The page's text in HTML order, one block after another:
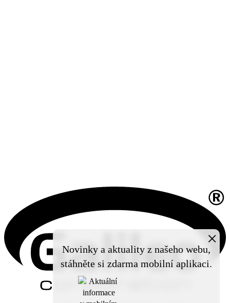
Novinky a aktuality z našeho webu,
stáhněte si zdarma mobilní aplikaci.
×